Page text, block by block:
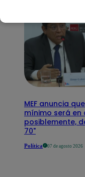
MEF anuncia
mínimo será en
posiblemente,
70"
Política 07 de agosto 2026